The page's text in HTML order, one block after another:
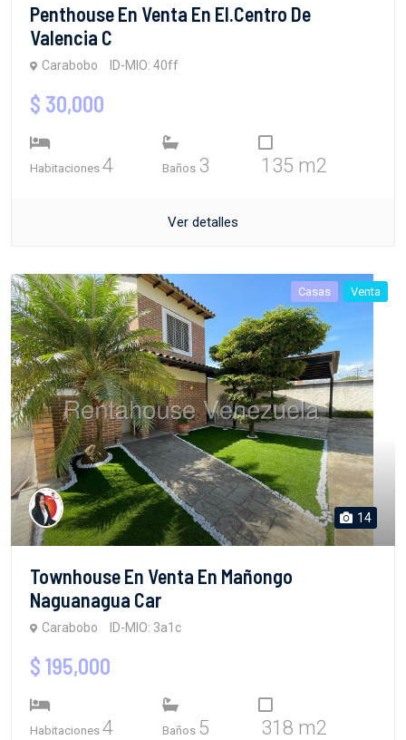
Penthouse En Venta En El.centro De
Valencia C
Carabobo ID-MIO: 40ff
$ 30,000
Habitaciones 4 Baños 3 135 m2
Ver detalles
Casas Venta
14
Townhouse En Venta En Mañongo
Naguanagua Car
Carabobo ID-MIO: 3a1c
$ 195,000
Habitaciones 4 Baños 5 318 m2